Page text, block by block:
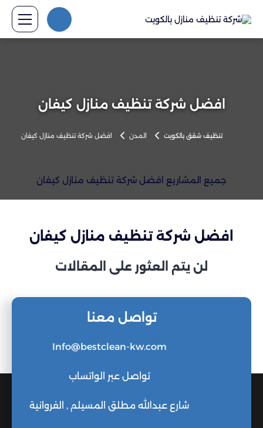
افضل شركة تنظيف منازل كيفان
تنظيف شقق بالكويت المدن افضل شركة تنظيف منازل كيفان
جميع المشاريع افضل شركة تنظيف منازل كيفان
افضل شركة تنظيف منازل كيفان
لن يتم العثور على المقالات
تواصل معنا
Info@bestclean-kw.com
تواصل عبر الواتساب
شارع عبدالله مطلق المسيلم , الفروانية